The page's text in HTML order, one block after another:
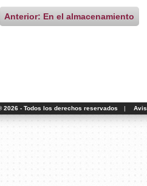
Anterior: En el almacenamiento
2026 - Todos los derechos reservados |